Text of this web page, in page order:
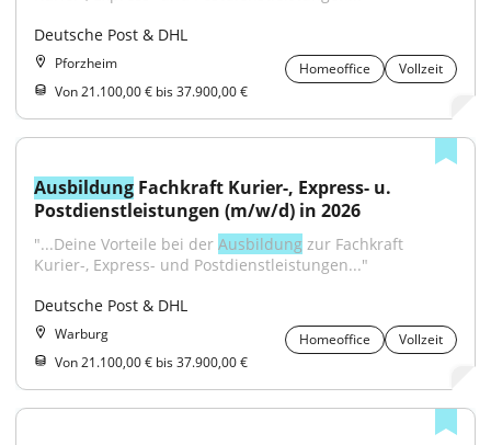
Deutsche Post & DHL
Pforzheim Homeoffice
Vollzeit
Von 21.100,00 € bis 37.900,00 €
Ausbildung Fachkraft Kurier-, Express- u.
Postdienstleistungen (m/w/d) in 2026
"...Deine Vorteile bei der Ausbildung zur Fachkraft
Kurier-, Express- und Postdienstleistungen..."
Deutsche Post & DHL
Warburg Homeoffice
Vollzeit
Von 21.100,00 € bis 37.900,00 €